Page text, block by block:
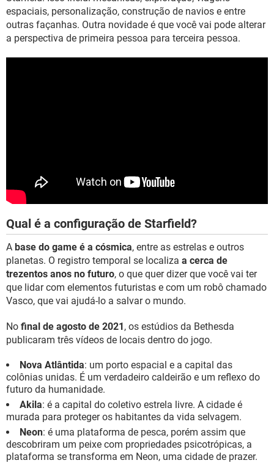
espaciais, personalização, construção de navios e entre
outras façanhas. Outra novidade é que você vai pode alterar
a perspectiva de primeira pessoa para terceira pessoa.
Qual é a configuração de Starfield?
A base do game é a cósmica, entre as estrelas e outros
planetas. O registro temporal se localiza a cerca de
trezentos anos no futuro, o que quer dizer que você vai ter
que lidar com elementos futuristas e com um robô chamado
Vasco, que vai ajudá-lo a salvar o mundo.
No final de agosto de 2021, os estúdios da Bethesda
publicaram três vídeos de locais dentro do jogo.
Nova Atlântida: um porto espacial e a capital das
colônias unidas. É um verdadeiro caldeirão e um reflexo do
futuro da humanidade.
Akila: é a capital do coletivo estrela livre. A cidade é
murada para proteger os habitantes da vida selvagem.
Neon: é uma plataforma de pesca, porém assim que
descobriram um peixe com propriedades psicotrópicas, a
plataforma se transforma em Neon, uma cidade de prazer.